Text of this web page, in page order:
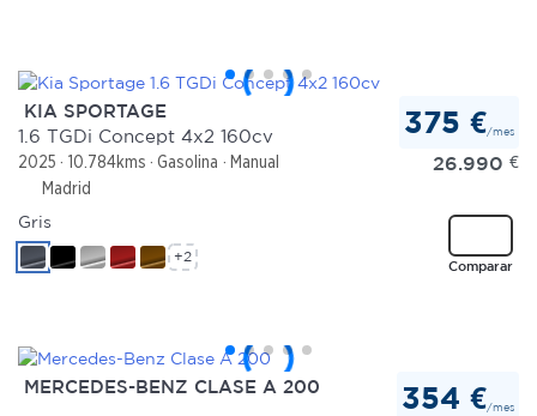
KIA SPORTAGE
1.6 TGDi Concept 4x2 160cv
2025 10.784kms Gasolina
Manual
Madrid
375 €/mes
26.990 €
Comparar
Gris
+2
MERCEDES-BENZ CLASE A 200 354 €/mes